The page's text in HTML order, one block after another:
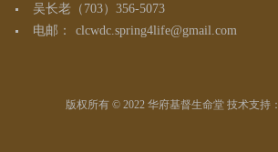
吴长老（703）356-5073
电邮：
clcwdc.spring4life@gmail.com
版权所有 © 2022 华府基督生命堂 技术支持：